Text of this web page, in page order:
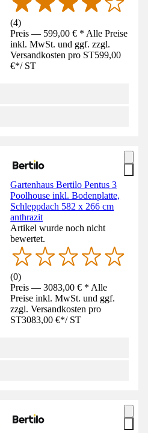
(4)
Preis — 599,00 € * Alle Preise
inkl. MwSt. und ggf. zzgl.
Versandkosten pro ST599,00
€*/ ST
Gartenhaus Bertilo Pentus 3
Poolhouse inkl. Bodenplatte,
Schleppdach 582 x 266 cm
anthrazit
Artikel wurde noch nicht
bewertet.
(0)
Preis — 3083,00 € * Alle
Preise inkl. MwSt. und ggf.
zzgl. Versandkosten pro
ST3083,00 €*/ ST